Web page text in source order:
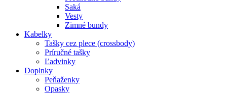
Saká
Vesty
Zimné bundy
Kabelky
Tašky cez plece (crossbody)
Príručné tašky
Ľadvinky
Doplnky
Peňaženky
Opasky